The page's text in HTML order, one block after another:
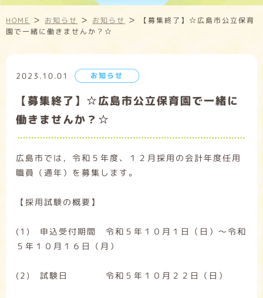
HOME > お知らせ > お知らせ > 【募集終了】☆広島市公立保育
園で一緒に働きませんか？☆
2023.10.01 お知らせ
【募集終了】☆広島市公立保育園で一緒に
働きませんか？☆
広島市では，令和５年度、１２月採用の会計年度任用
職員（通年）を募集します。
【採用試験の概要】
(1) 申込受付期間 令和５年１０月１日（日）～令和
５年１０月１６日（月）
(2) 試験日 令和５年１０月２２日（日）